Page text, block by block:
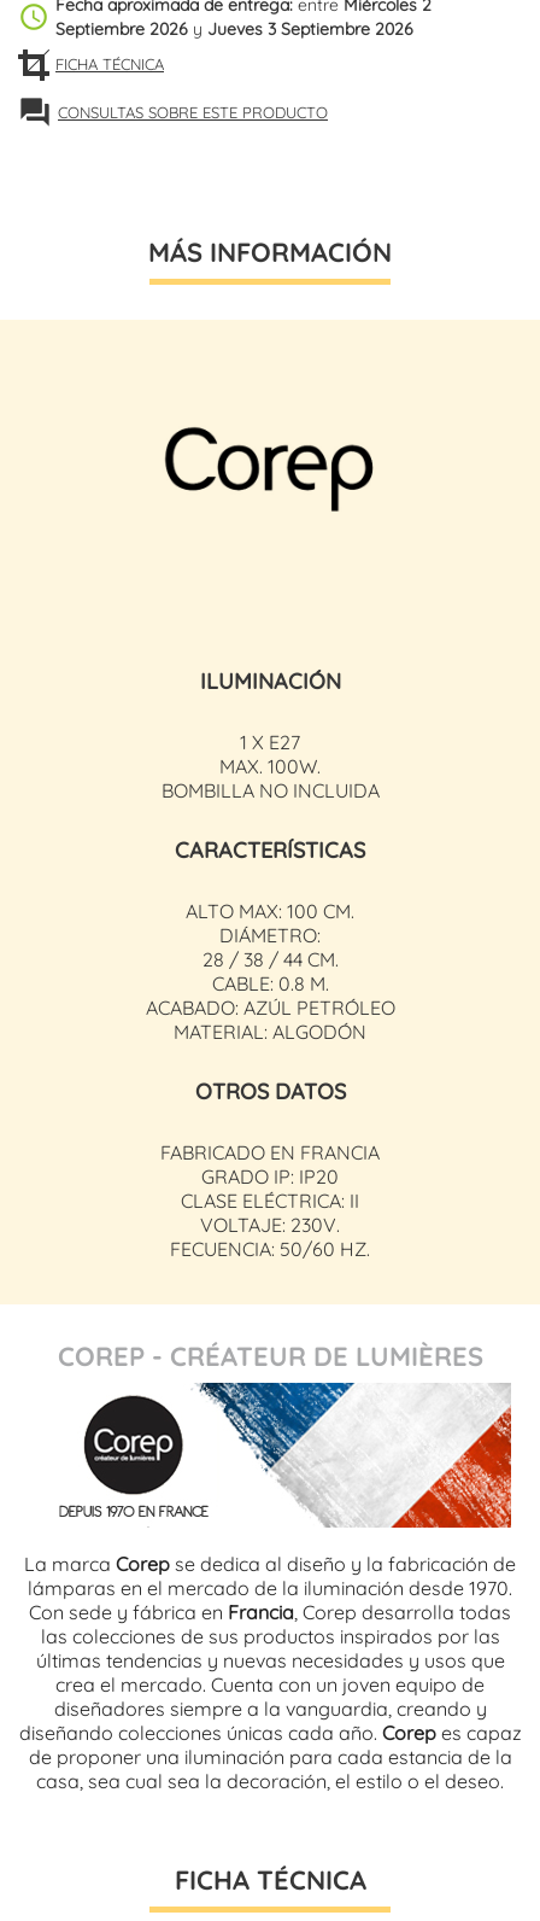
schedule Fecha aproximada de entrega: entre Miércoles 2
Septiembre 2026 y Jueves 3 Septiembre 2026
FICHA TÉCNICA
forum CONSULTAS SOBRE ESTE PRODUCTO
MÁS INFORMACIÓN
ILUMINACIÓN
1 X E27
MAX. 100W.
BOMBILLA NO INCLUIDA
CARACTERÍSTICAS
ALTO MAX: 100 CM.
DIÁMETRO:
28 / 38 / 44 CM.
CABLE: 0.8 M.
ACABADO: AZÚL PETRÓLEO
MATERIAL: ALGODÓN
OTROS DATOS
FABRICADO EN FRANCIA
GRADO IP: IP20
CLASE ELÉCTRICA: II
VOLTAJE: 230V.
FECUENCIA: 50/60 HZ.
COREP - CRÉATEUR DE LUMIÈRES
La marca Corep se dedica al diseño y la fabricación de
lámparas en el mercado de la iluminación desde 1970.
Con sede y fábrica en Francia , Corep desarrolla todas
las colecciones de sus productos inspirados por las
últimas tendencias y nuevas necesidades y usos que
crea el mercado. Cuenta con un joven equipo de
diseñadores siempre a la vanguardia, creando y
diseñando colecciones únicas cada año. Corepes capaz
de proponer una iluminación para cada estancia de la
casa, sea cual sea la decoración, el estilo o el deseo.
FICHA TÉCNICA